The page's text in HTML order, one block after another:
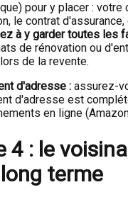
pour y placer : votre
le contrat d'assurance,
à y garder toutes les
de rénovation ou
de la revente.
d'adresse : assurez-
d'adresse est
en ligne
4 : le
terme